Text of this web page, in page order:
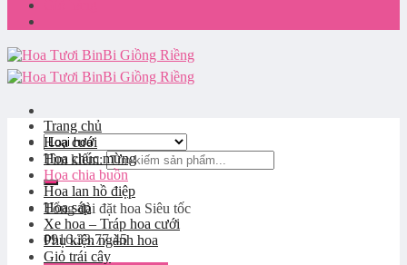
Tìm kiếm:
Tổng đài đặt hoa Siêu tốc
0916.33.77.45
Trang chủ
Hoa cưới
Hoa chúc mừng
Hoa chia buồn
Hoa lan hồ điệp
Hoa sáp
Xe hoa – Tráp hoa cưới
Phụ kiện ngành hoa
Giỏ trái cây